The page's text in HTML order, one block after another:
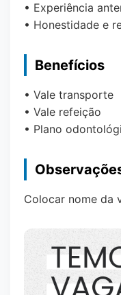
• Experiência
• Honestidade e
Benefícios
• Vale transporte
• Vale refeição
• Plano
Colocar nome da